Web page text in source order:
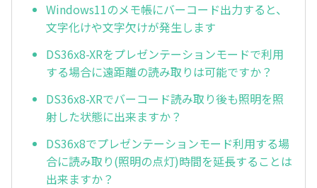
Windows11のメモ帳にバーコード出力すると、
文字化けや文字欠けが発生します
DS36x8-XRをプレゼンテーションモードで利用
する場合に遠距離の読み取りは可能ですか？
DS36x8-XRでバーコード読み取り後も照明を照
射した状態に出来ますか？
DS36x8でプレゼンテーションモード利用する場
合に読み取り(照明の点灯)時間を延長することは
出来ますか？